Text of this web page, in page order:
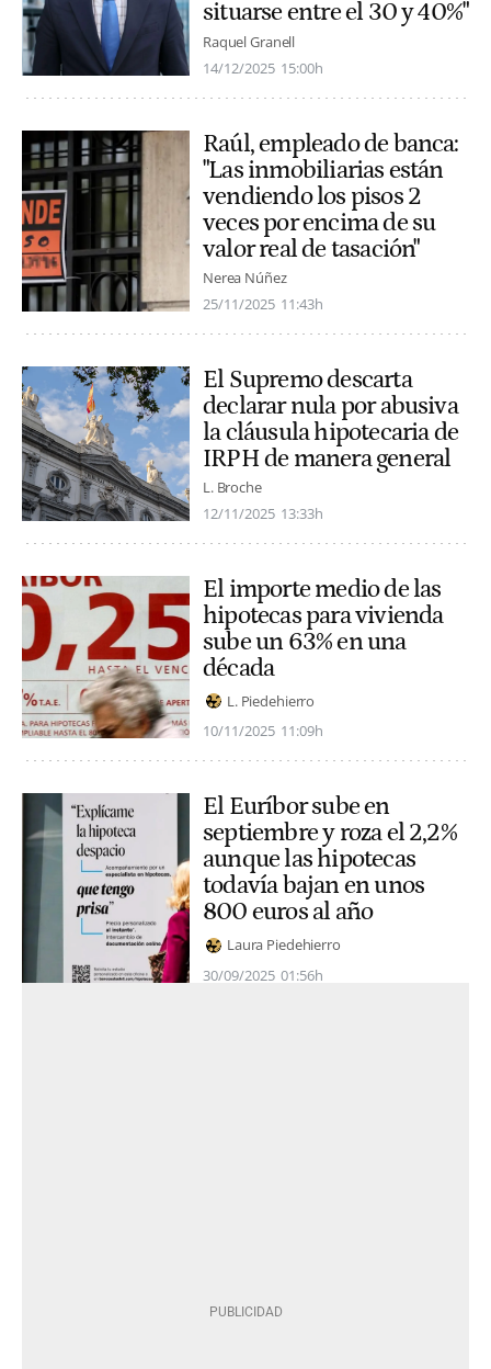
situarse entre el 30 y 40%"
Raquel Granell
14/12/2025 15:00h
Raúl, empleado de banca:
"Las inmobiliarias están
vendiendo los pisos 2
veces por encima de su
valor real de tasación"
Nerea Núñez
25/11/2025 11:43h
El Supremo descarta
declarar nula por abusiva
la cláusula hipotecaria de
IRPH de manera general
L. Broche
12/11/2025 13:33h
El importe medio de las
hipotecas para vivienda
sube un 63% en una
década
L. Piedehierro
10/11/2025 11:09h
El Euríbor sube en
septiembre y roza el 2,2%
aunque las hipotecas
todavía bajan en unos
800 euros al año
Laura Piedehierro
30/09/2025 01:56h